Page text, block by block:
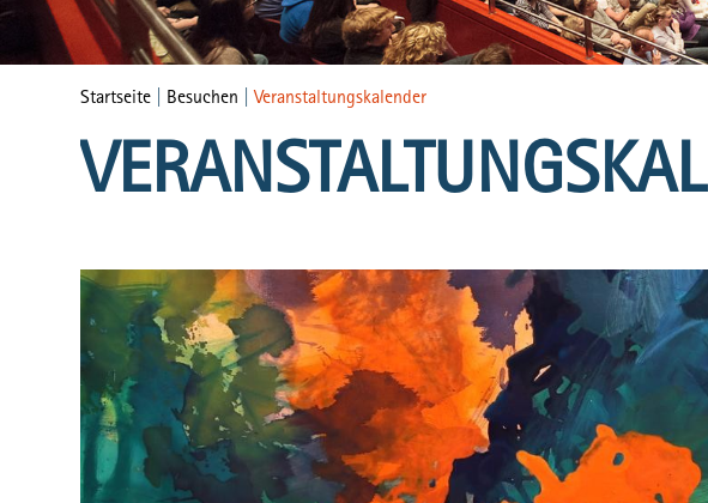
Startseite Besuchen |Veranstaltungskalender